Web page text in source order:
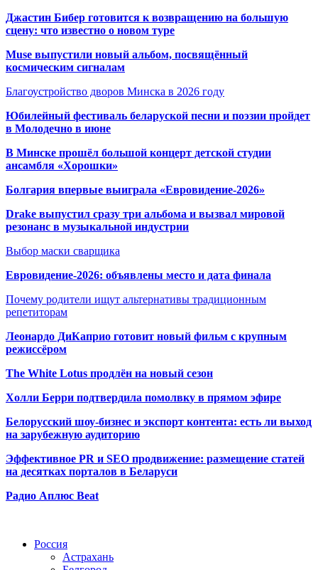
Джастин Бибер готовится к возвращению на большую
сцену: что известно о новом туре
Muse выпустили новый альбом, посвящённый
космическим сигналам
Благоустройство дворов Минска в 2026 году
Юбилейный фестиваль беларуской песни и поэзии пройдет
в Молодечно в июне
В Минске прошёл большой концерт детской студии
ансамбля «Хорошки»
Болгария впервые выиграла «Евровидение-2026»
Drake выпустил сразу три альбома и вызвал мировой
резонанс в музыкальной индустрии
Выбор маски сварщика
Евровидение-2026: объявлены место и дата финала
Почему родители ищут альтернативы традиционным
репетиторам
Леонардо ДиКаприо готовит новый фильм с крупным
режиссёром
The White Lotus продлён на новый сезон
Холли Берри подтвердила помолвку в прямом эфире
Белорусский шоу-бизнес и экспорт контента: есть ли выход
на зарубежную аудиторию
Эффективное PR и SEO продвижение: размещение статей
на десятках порталов в Беларуси
Радио Аплюс Beat
Россия
Астрахань